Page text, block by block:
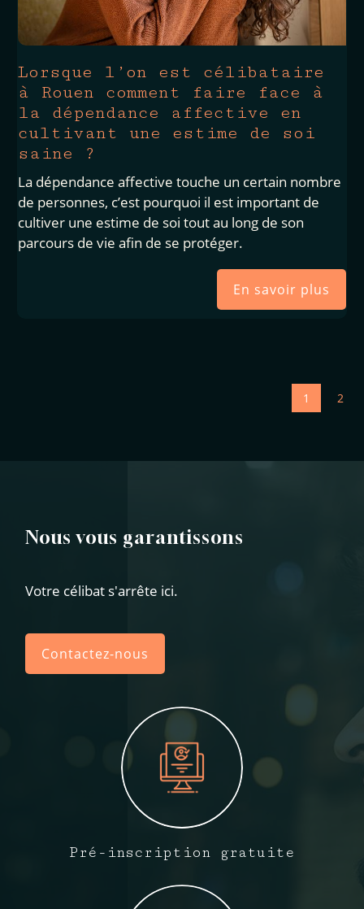
Lorsque l’on est célibataire
à Rouen comment faire face à
la dépendance affective en
cultivant une estime de soi
saine ?
La dépendance affective touche un certain nombre
de personnes, c’est pourquoi il est important de
cultiver une estime de soi tout au long de son
parcours de vie afin de se protéger.
En savoir plus
1 2
Nous vous garantissons
Votre célibat s'arrête ici.
Contactez-nous
Pré-inscription gratuite